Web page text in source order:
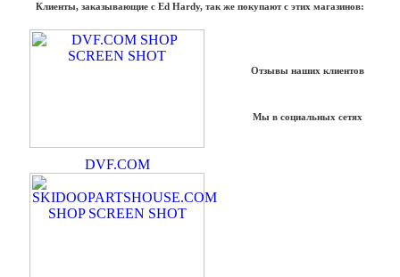
Клиенты, заказывающие с Ed Hardy, так же покупают с этих магазинов:
DVF.COM
Отзывы наших клиентов
Мы в социальных сетях